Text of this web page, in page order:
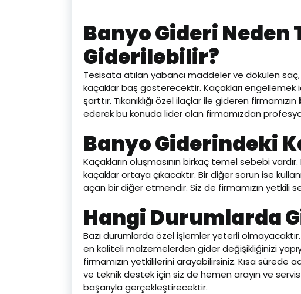
Banyo Gideri Neden
Giderilebilir?
Tesisata atılan yabancı maddeler ve dökülen saç,
kaçaklar baş gösterecektir. Kaçakları engellemek
şarttır. Tıkanıklığı özel ilaçlar ile gideren firmamızın
ederek bu konuda lider olan firmamızdan
Banyo Giderindeki
Kaçakların oluşmasının birkaç temel sebebi
kaçaklar ortaya çıkacaktır. Bir diğer sorun ise
açan bir diğer etmendir. Siz de firmamızın yetkili
Hangi Durumlarda
Bazı durumlarda özel işlemler yeterli
en kaliteli malzemelerden gider değişikliğinizi
firmamızın yetkililerini arayabilirsiniz. Kısa
ve teknik destek için siz de hemen arayın ve
başarıyla gerçekleştirecektir.